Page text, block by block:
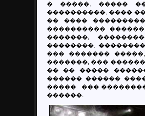
� �����, �����
����������, ����
�� ����
����������
�������,
��������,
��� �������
�������, ���
�� �� �����
������ ������
����� - ���
������.